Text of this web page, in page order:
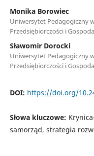
Monika Borowiec
Uniwersytet Pedagogiczny
Przedsiębiorczości i
Sławomir Dorocki
Uniwersytet Pedagogiczny
Przedsiębiorczości i
DOI: https://doi.org/
Słowa kluczowe:
samorząd, strategia